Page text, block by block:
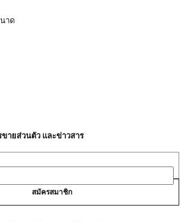
าด
ายส่วนตัว และข่าวสาร
สมัครสมาชิก